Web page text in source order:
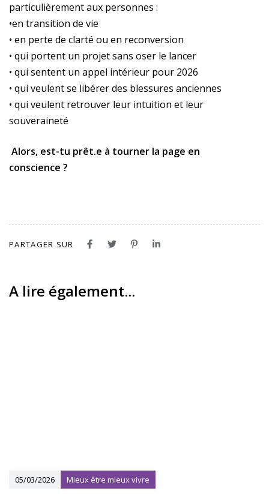
particulièrement aux personnes :
•en transition de vie
• en perte de clarté ou en reconversion
• qui portent un projet sans oser le lancer
• qui sentent un appel intérieur pour 2026
• qui veulent se libérer des blessures anciennes
• qui veulent retrouver leur intuition et leur
souveraineté
Alors, est-tu prêt.e à tourner la page en
conscience ?
PARTAGER SUR
A lire également...
05/03/2026 Mieux être mieux vivre